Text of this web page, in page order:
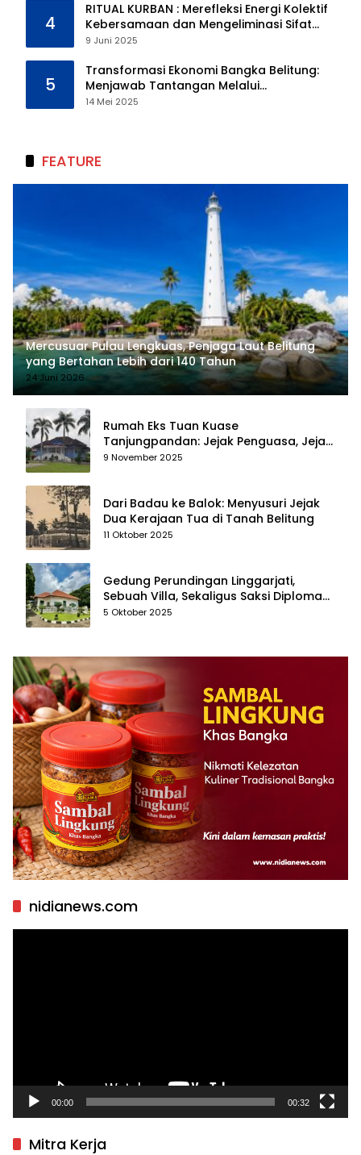
4
RITUAL KURBAN : Merefleksi Energi Kolektif
Kebersamaan dan Mengeliminasi Sifat
Kebinatangan Manusia
9 Juni 2025
5
Transformasi Ekonomi Bangka Belitung:
Menjawab Tantangan Melalui
Pengelolaan Sumber Daya Alam yang
14 Mei 2025
FEATURE
Mercusuar Pulau Lengkuas, Penjaga Laut Belitung
yang Bertahan Lebih dari 140 Tahun
24 Juni 2026
Rumah Eks Tuan Kuase
Tanjungpandan: Jejak Penguasa, Jejak
Kenangan
9 November 2025
Dari Badau ke Balok: Menyusuri Jejak
Dua Kerajaan Tua di Tanah Belitung
11 Oktober 2025
Gedung Perundingan Linggarjati,
Sebuah Villa, Sekaligus Saksi Diplomasi
yang Mengubah Arah Bangsa
5 Oktober 2025
nidianews.com
00:00 00:32
Mitra Kerja